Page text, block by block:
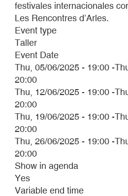
festivales internacionales
Les Rencontres d’Arles.
Event type
Taller
Event Date
Thu, 05/06/2025 - 19:00 -
20:00
Thu, 12/06/2025 - 19:00 -
20:00
Thu, 19/06/2025 - 19:00 -
20:00
Thu, 26/06/2025 - 19:00 -
20:00
Show in agenda
Yes
Variable end time